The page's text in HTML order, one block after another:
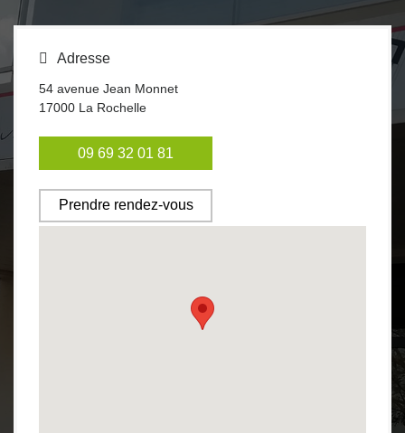
Adresse
54 avenue Jean Monnet
17000 La Rochelle
09 69 32 01 81
Prendre rendez-vous